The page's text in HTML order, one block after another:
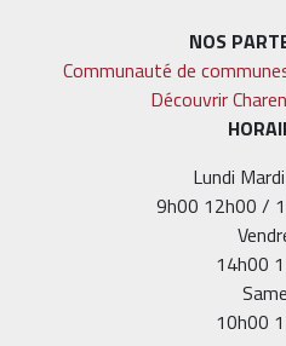
NOS
Communauté de
Découvrir
Lundi
9h00 12h00 /
14h00
10h00